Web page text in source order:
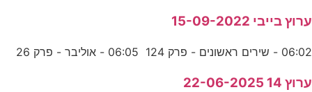
ערוץ בייבי 15-09-2022
06:02 - שירים ראשונים - פרק 124 06:05 - אוליבר - פרק 26
ערוץ 14 22-06-2025